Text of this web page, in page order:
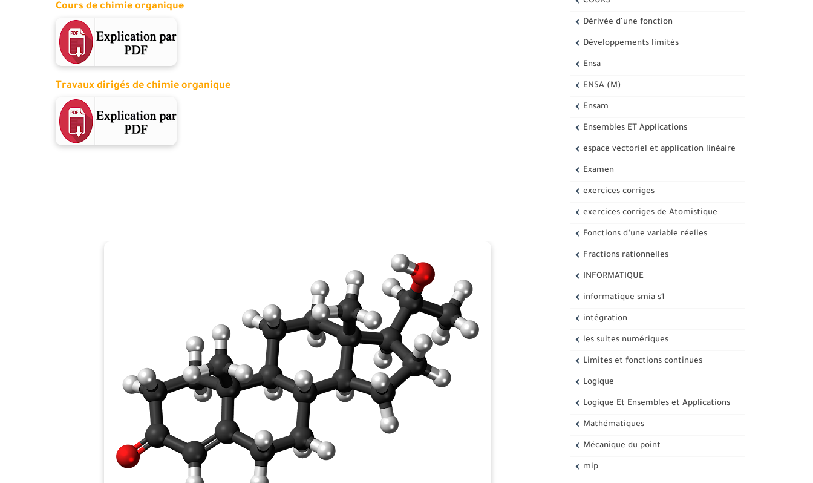
Cours de chimie organique
Travaux dirigés de chimie organique
Dérivée d’une fonction
Développements limités
Ensa
ENSA (M)
Ensam
Ensembles ET Applications
espace vectoriel et application linéaire
Examen
exercices corriges
exercices corriges de Atomistique
Fonctions d’une variable réelles
Fractions rationnelles
INFORMATIQUE
informatique smia s1
intégration
les suites numériques
Limites et fonctions continues
Logique
Logique Et Ensembles et Applications
Mathématiques
Mécanique du point
mip